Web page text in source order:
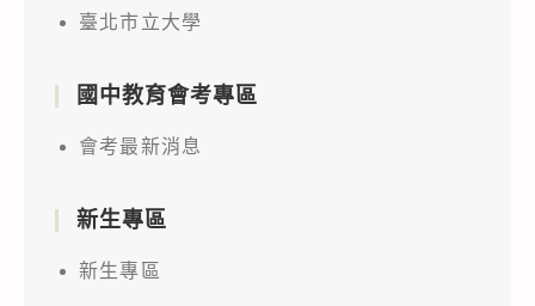
臺北市立大學
國中教育會考專區
會考最新消息
新生專區
新生專區